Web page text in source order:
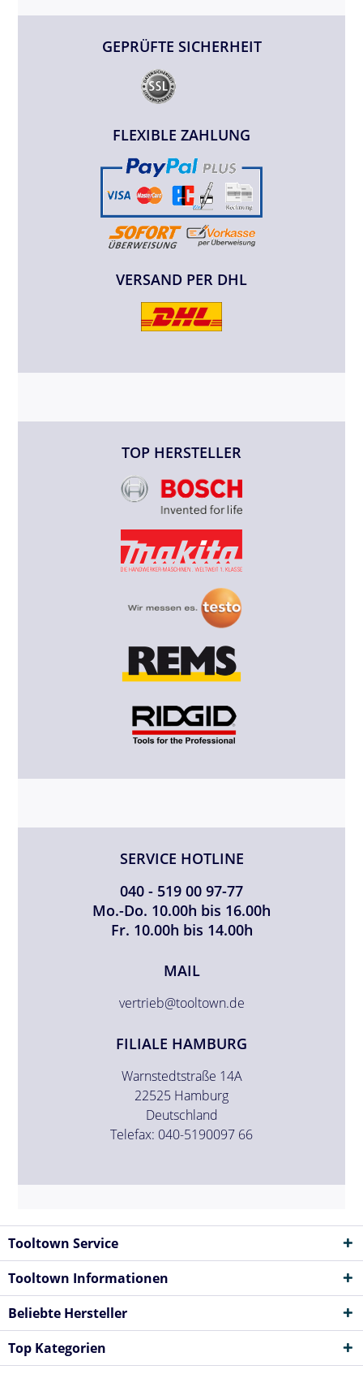
GEPRÜFTE SICHERHEIT
FLEXIBLE ZAHLUNG
VERSAND PER DHL
TOP HERSTELLER
SERVICE HOTLINE
040 - 519 00 97-77
Mo.-Do. 10.00h bis 16.00h
Fr. 10.00h bis 14.00h
MAIL
vertrieb@tooltown.de
FILIALE HAMBURG
Warnstedtstraße 14A
22525 Hamburg
Deutschland
Telefax: 040-5190097 66
Tooltown Service
Tooltown Informationen
Beliebte Hersteller
Top Kategorien